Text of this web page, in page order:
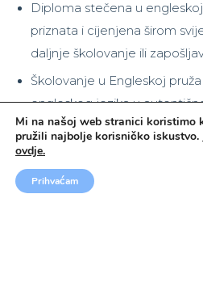
Diploma stečena u
priznata i cijenjena širom
daljnje školovanje ili
Školovanje u Engleskoj
engleskog jezika u
korisno za akademski
izglede
Život i školovanje u
Mi na našoj web stranici koristimo
pružili najbolje korisničko iskustvo.
ovdje.
Prihvaćam